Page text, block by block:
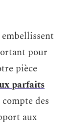
pour
pièce
parfaits
des
aux